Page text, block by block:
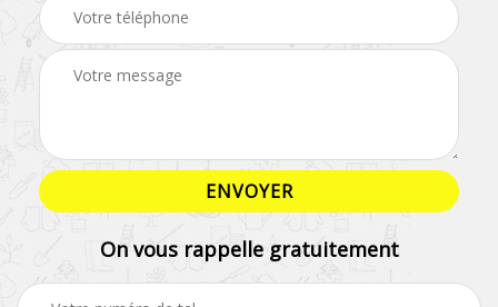
On vous rappelle gratuitement